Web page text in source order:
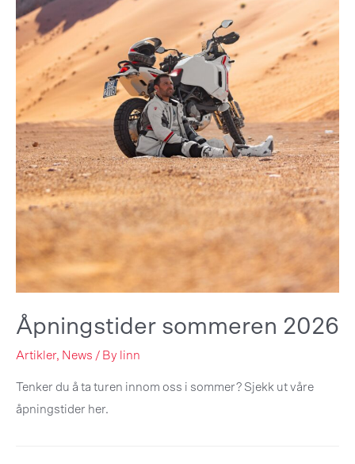
Åpningstider sommeren 2026
Artikler, News / By linn
Tenker du å ta turen innom oss i sommer? Sjekk ut våre
åpningstider her.